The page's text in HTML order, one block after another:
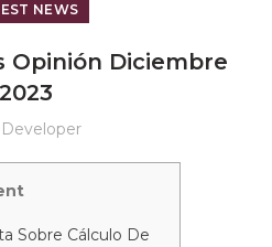
NEWS
Opinión Diciembre
2023
Developer
Sobre Cálculo De